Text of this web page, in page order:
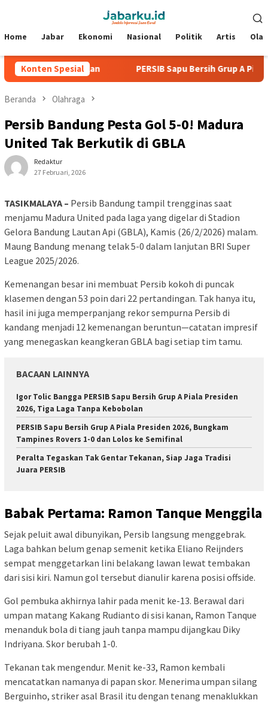
Mobile
Home Jabar Ekonomi Nasional Politik Artis
Konten Spesial
Kebobolan PERSIB Sapu Bersih Grup A Piala
Beranda Olahraga
Persib Bandung Pesta Gol 5-0! Madura
United Tak Berkutik di GBLA
Redaktur
27 Februari, 2026
TASIKMALAYA – Persib Bandung tampil trengginas saat
menjamu Madura United pada laga yang digelar di Stadion
Gelora Bandung Lautan Api (GBLA), Kamis (26/2/2026) malam.
Maung Bandung menang telak 5-0 dalam lanjutan BRI Super
League 2025/2026.
Kemenangan besar ini membuat Persib kokoh di puncak
klasemen dengan 53 poin dari 22 pertandingan. Tak hanya itu,
hasil ini juga memperpanjang rekor sempurna Persib di
kandang menjadi 12 kemenangan beruntun—catatan impresif
yang menegaskan keangkeran GBLA bagi setiap tim tamu.
BACAAN LAINNYA
Igor Tolic Bangga PERSIB Sapu Bersih Grup A Piala Presiden
2026, Tiga Laga Tanpa Kebobolan
PERSIB Sapu Bersih Grup A Piala Presiden 2026, Bungkam
Tampines Rovers 1-0 dan Lolos ke Semifinal
Peralta Tegaskan Tak Gentar Tekanan, Siap Jaga Tradisi
Juara PERSIB
Babak Pertama: Ramon Tanque Menggila
Sejak peluit awal dibunyikan, Persib langsung menggebrak.
Laga bahkan belum genap semenit ketika Eliano Reijnders
sempat menggetarkan lini belakang lawan lewat tembakan
dari sisi kiri. Namun gol tersebut dianulir karena posisi offside.
Gol pembuka akhirnya lahir pada menit ke-13. Berawal dari
umpan matang Kakang Rudianto di sisi kanan, Ramon Tanque
menanduk bola di tiang jauh tanpa mampu dijangkau Diky
Indriyana. Skor berubah 1-0.
Tekanan tak mengendur. Menit ke-33, Ramon kembali
mencatatkan namanya di papan skor. Menerima umpan silang
Berguinho, striker asal Brasil itu dengan tenang menaklukkan